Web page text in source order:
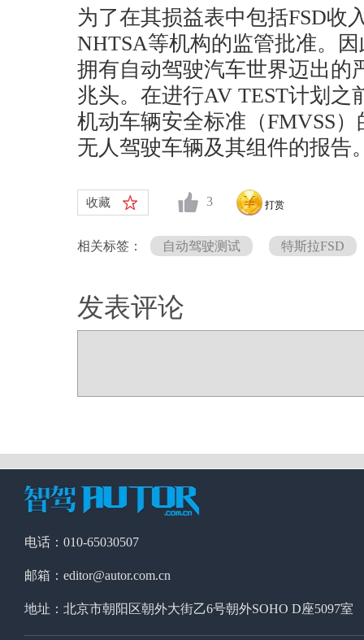
为了在其损益表中包括FSD收
NHTSA等机构的监管批准。
拥有自动驾驶汽车世界迈出的
兆头。在进行AV TEST计划之
机动车辆安全标准（FMVSS
无人驾驶车辆及其组件的报告
收藏 3 打赏
相关标签： 自动驾驶测试 特斯拉FSD
发表评论
电话：010-65030507
邮箱：editor@autor.com.cn
地址：北京市朝阳区朝外大街乙6号朝外SOHO D座5097室